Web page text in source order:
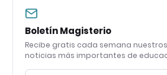
Boletín Magisterio
Recibe gratis cada semana
noticias más importantes de